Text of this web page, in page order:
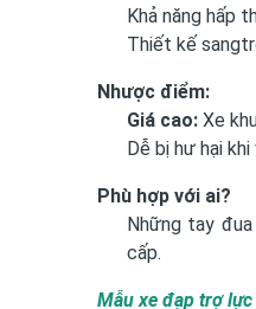
Khả năng hấp
Thiết kế
Nhược điểm:
Giá cao: Xe
Dễ bị hư hại
Phù hợp với ai?
Những tay
cấp.
Mẫu xe đạp trợ